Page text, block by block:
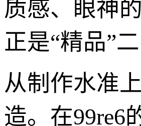
质感、眼神
正是“精品”
从制作水准
造。在99re6